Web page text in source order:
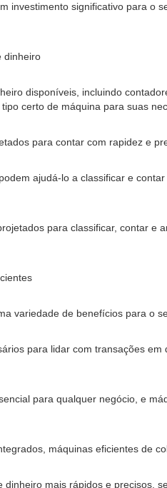
investimento significativo para
dinheiro
disponíveis, incluindo
certo de máquina para suas
para contar com rapidez e
ajudá-lo a classificar e
para classificar, contar
variedade de benefícios para o
para lidar com transações
para qualquer negócio, e
máquinas eficientes de
mais rápidos e